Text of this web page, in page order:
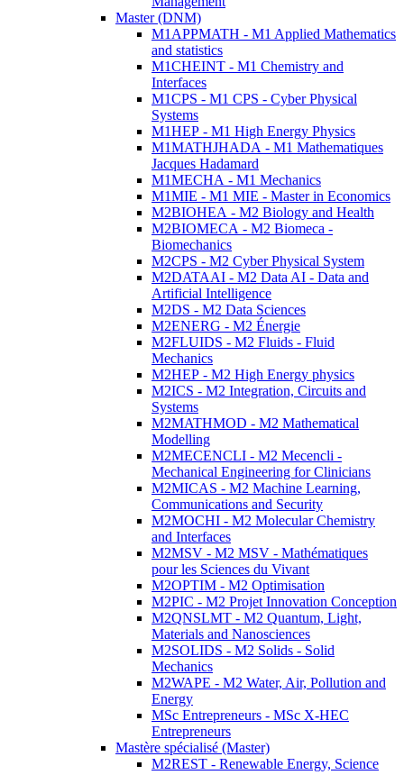
Master (DNM)
M1APPMATH - M1 Applied Mathematics
and statistics
M1CHEINT - M1 Chemistry and
Interfaces
M1CPS - M1 CPS - Cyber Physical
Systems
M1HEP - M1 High Energy Physics
M1MATHJHADA - M1 Mathematiques
Jacques Hadamard
M1MECHA - M1 Mechanics
M1MIE - M1 MIE - Master in Economics
M2BIOHEA - M2 Biology and Health
M2BIOMECA - M2 Biomeca -
Biomechanics
M2CPS - M2 Cyber Physical System
M2DATAAI - M2 Data AI - Data and
Artificial Intelligence
M2DS - M2 Data Sciences
M2ENERG - M2 Énergie
M2FLUIDS - M2 Fluids - Fluid
Mechanics
M2HEP - M2 High Energy physics
M2ICS - M2 Integration, Circuits and
Systems
M2MATHMOD - M2 Mathematical
Modelling
M2MECENCLI - M2 Mecencli -
Mechanical Engineering for Clinicians
M2MICAS - M2 Machine Learning,
Communications and Security
M2MOCHI - M2 Molecular Chemistry
and Interfaces
M2MSV - M2 MSV - Mathématiques
pour les Sciences du Vivant
M2OPTIM - M2 Optimisation
M2PIC - M2 Projet Innovation Conception
M2QNSLMT - M2 Quantum, Light,
Materials and Nanosciences
M2SOLIDS - M2 Solids - Solid
Mechanics
M2WAPE - M2 Water, Air, Pollution and
Energy
MSc Entrepreneurs - MSc X-HEC
Entrepreneurs
Mastère spécialisé (Master)
M2REST - Renewable Energy, Science